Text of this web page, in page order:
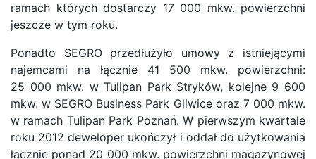
ramach których dostarczy 17 000 mkw. powierzchni
jeszcze w tym roku.
Ponadto SEGRO przedłużyło umowy z istniejącymi
najemcami na łącznie 41 500 mkw. powierzchni:
25 000 mkw. w Tulipan Park Stryków, kolejne 9 600
mkw. w SEGRO Business Park Gliwice oraz 7 000 mkw.
w ramach Tulipan Park Poznań. W pierwszym kwartale
roku 2012 deweloper ukończył i oddał do użytkowania
łącznie ponad 20 000 mkw. powierzchni magazynowej